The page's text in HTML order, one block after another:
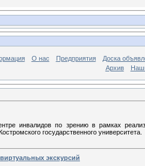
О нас Предприятия
Доска
Архив
инвалидов по зрению в рамках
государственного университета.
экскурсий